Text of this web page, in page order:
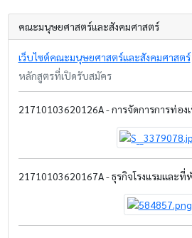
คณะมนุษยศาสตร์และสังคมศาสตร์
เว็บไซต์คณะมนุษยศาสตร์และสังคมศาสตร์
หลักสูตรที่เปิดรับสมัคร
21710103620126A - การจัดการการท่อง
21710103620167A - ธุรกิจโรงแรมและที่